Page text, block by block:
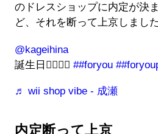
のドレスショップに内定が決
ど、それを断って上京しました
@kageihina
誕生日✌🏻☝🏻 ##foryou
♬ wii shop vibe - 成瀬
内定断って上京